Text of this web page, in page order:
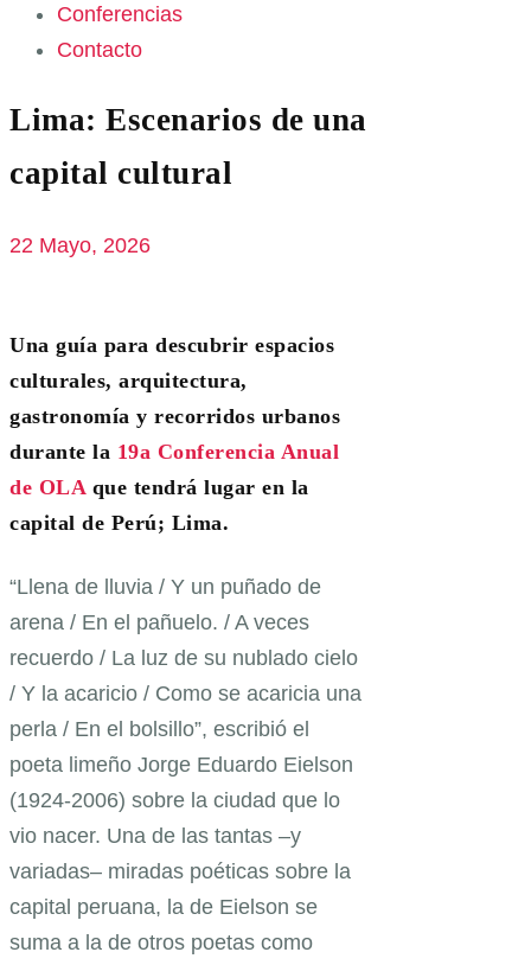
Conferencias
Contacto
Lima: Escenarios de una
capital cultural
22 Mayo, 2026
Una guía para descubrir espacios
culturales, arquitectura,
gastronomía y recorridos urbanos
durante la 19a Conferencia Anual
de OLA que tendrá lugar en la
capital de Perú; Lima.
“Llena de lluvia / Y un puñado de
arena / En el pañuelo. / A veces
recuerdo / La luz de su nublado cielo
/ Y la acaricio / Como se acaricia una
perla / En el bolsillo”, escribió el
poeta limeño Jorge Eduardo Eielson
(1924-2006) sobre la ciudad que lo
vio nacer. Una de las tantas –y
variadas– miradas poéticas sobre la
capital peruana, la de Eielson se
suma a la de otros poetas como